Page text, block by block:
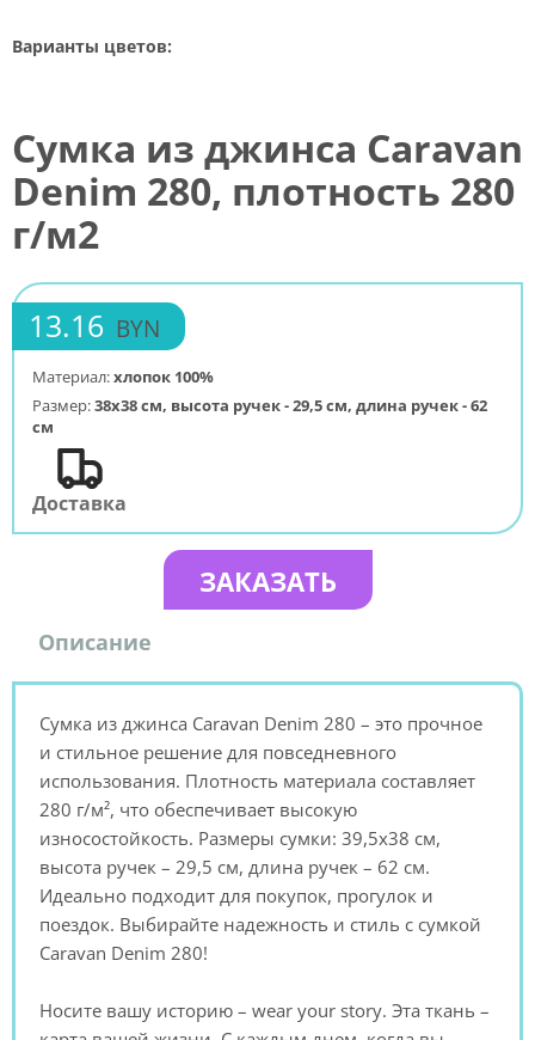
Варианты цветов:
Сумка из джинса Caravan
Denim 280, плотность 280
г/м2
13.16 BYN
Материал:хлопок 100%
Размер:38х38 см, высота ручек - 29,5 см, длина ручек - 62
см
Доставка
ЗАКАЗАТЬ
Описание
Сумка из джинса Caravan Denim 280 – это прочное
и стильное решение для повседневного
использования. Плотность материала составляет
280 г/м², что обеспечивает высокую
износостойкость. Размеры сумки: 39,5х38 см,
высота ручек – 29,5 см, длина ручек – 62 см.
Идеально подходит для покупок, прогулок и
поездок. Выбирайте надежность и стиль с сумкой
Caravan Denim 280!
Носите вашу историю – wear your story. Эта ткань –